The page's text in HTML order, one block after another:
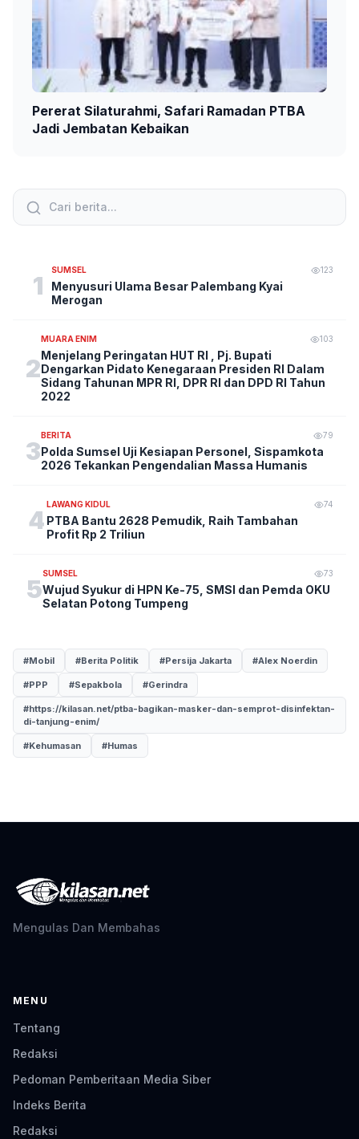
Pererat Silaturahmi, Safari Ramadan PTBA
Jadi Jembatan Kebaikan
1
SUMSEL 123
Menyusuri Ulama Besar Palembang Kyai
Merogan
2
MUARA ENIM 103
Menjelang Peringatan HUT RI , Pj. Bupati
Dengarkan Pidato Kenegaraan Presiden RI Dalam
Sidang Tahunan MPR RI, DPR RI dan DPD RI Tahun
2022
3
BERITA 79
Polda Sumsel Uji Kesiapan Personel, Sispamkota
2026 Tekankan Pengendalian Massa Humanis
4
LAWANG KIDUL 74
PTBA Bantu 2628 Pemudik, Raih Tambahan
Profit Rp 2 Triliun
5
SUMSEL 73
Wujud Syukur di HPN Ke-75, SMSI dan Pemda OKU
Selatan Potong Tumpeng
#Mobil #Berita Politik #Persija Jakarta #Alex Noerdin
#PPP #Sepakbola #Gerindra
#https://kilasan.net/ptba-bagikan-masker-dan-semprot-disinfektan-
di-tanjung-enim/
#Kehumasan #Humas
Mengulas Dan Membahas
MENU
Tentang
Redaksi
Pedoman Pemberitaan Media Siber
Indeks Berita
Redaksi